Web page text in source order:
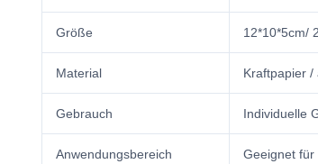
Größe 12*10*5cm/
Material Kraftpapier /
Gebrauch Individuelle
Anwendungsbereich Geeignet für